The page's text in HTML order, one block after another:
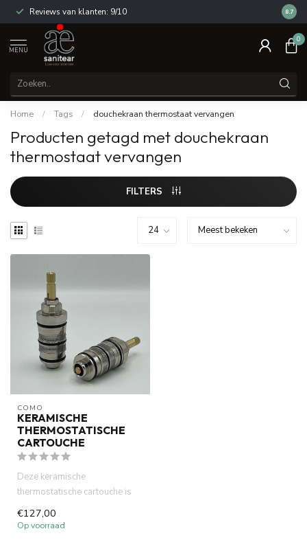
Reviews van klanten: 9/10 14
8.7
MENU
0
Home / Tags / douchekraan thermostaat vervangen
Producten getagd met douchekraan
thermostaat vervangen
FILTERS
COMO
KERAMISCHE
THERMOSTATISCHE
CARTOUCHE
Deze keramische
thermostatische cartouche is
speciaal geschikt voor de
Como Mood...
€127,00
Op voorraad